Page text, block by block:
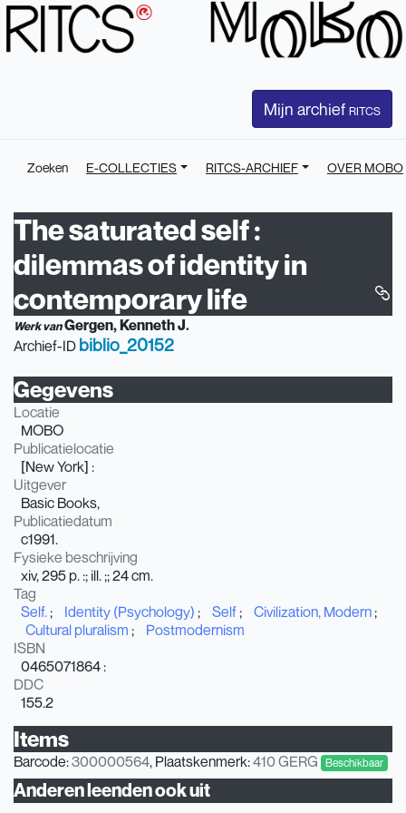
Mijn archief RITCS
Zoeken E-COLLECTIES RITCS-ARCHIEF OVER MOBO
The saturated self :
dilemmas of identity in
contemporary life
Werk van Gergen, Kenneth J.
Archief-ID biblio_20152
Gegevens
Locatie
MOBO
Publicatielocatie
[New York] :
Uitgever
Basic Books,
Publicatiedatum
c1991.
Fysieke beschrijving
xiv, 295 p. :; ill. ;; 24 cm.
Tag
Self.
Identity (Psychology) Self
Civilization, Modern
Cultural pluralism
Postmodernism
ISBN
0465071864 :
DDC
155.2
Items
Barcode:300000564, Plaatskenmerk:410 GERG Beschikbaar
Anderen leenden ook uit